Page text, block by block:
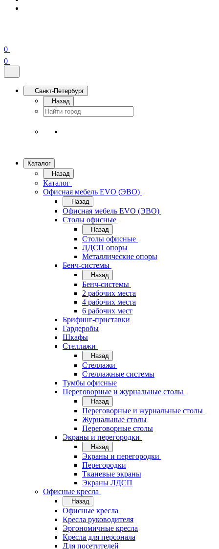
0
0
Санкт-Петербург
Назад
Каталог
Назад
Каталог
Офисная мебель EVO (ЭВО)
Назад
Офисная мебель EVO (ЭВО)
Cтолы офисные
Назад
Cтолы офисные
ЛДСП опоры
Металлические опоры
Бенч-системы
Назад
Бенч-системы
2 рабочих места
4 рабочих места
6 рабочих мест
Брифинг-приставки
Гардеробы
Шкафы
Стеллажи
Назад
Стеллажи
Стеллажные системы
Тумбы офисные
Переговорные и журнальные столы
Назад
Переговорные и журнальные столы
Журнальные столы
Переговорные столы
Экраны и перегородки
Назад
Экраны и перегородки
Перегородки
Тканевые экраны
Экраны ЛДСП
Офисные кресла
Назад
Офисные кресла
Кресла руководителя
Эргономичные кресла
Кресла для персонала
Для посетителей